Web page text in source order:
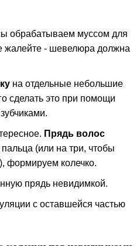
обрабатываем муссом для
жалейте - шевелюра должна
на отдельные небольшие
сделать это при помощи
Прядь волос
(или на три, чтобы
формируем колечко.
прядь невидимкой.
с оставшейся частью